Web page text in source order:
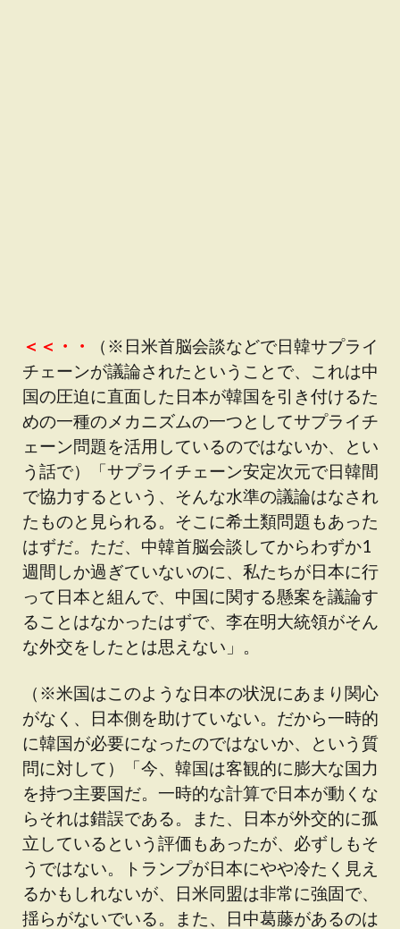
＜＜・・
（※日米首脳会談などで日韓サプライ
チェーンが議論されたということで、これは中
国の圧迫に直面した日本が韓国を引き付けるた
めの一種のメカニズムの一つとしてサプライチ
ェーン問題を活用しているのではないか、とい
う話で）「サプライチェーン安定次元で日韓間
で協力するという、そんな水準の議論はなされ
たものと見られる。そこに希土類問題もあった
はずだ。ただ、中韓首脳会談してからわずか1
週間しか過ぎていないのに、私たちが日本に行
って日本と組んで、中国に関する懸案を議論す
ることはなかったはずで、李在明大統領がそん
な外交をしたとは思えない」。
（※米国はこのような日本の状況にあまり関心
がなく、日本側を助けていない。だから一時的
に韓国が必要になったのではないか、という質
問に対して）「今、韓国は客観的に膨大な国力
を持つ主要国だ。一時的な計算で日本が動くな
らそれは錯誤である。また、日本が外交的に孤
立しているという評価もあったが、必ずしもそ
うではない。トランプが日本にやや冷たく見え
るかもしれないが、日米同盟は非常に強固で、
揺らがないでいる。また、日中葛藤があるのは